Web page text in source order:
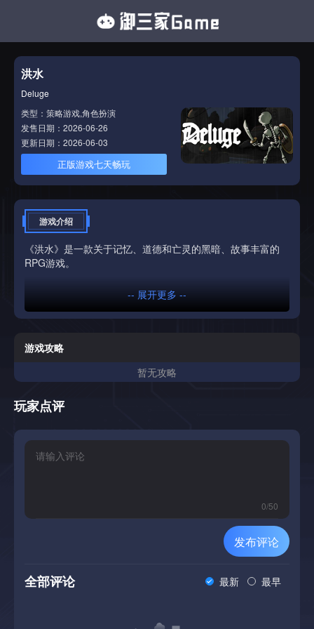
洪水
Deluge
类型：策略游戏,角色扮演
发售日期：2026-06-26
更新日期：2026-06-03
正版游戏七天畅玩
游戏介绍
《洪水》是一款关于记忆、道德和亡灵的黑暗、故事丰富的
RPG游戏。
-- 展开更多 --
游戏攻略
暂无攻略
玩家点评
0/50
发布评论
全部评论 最新 最早